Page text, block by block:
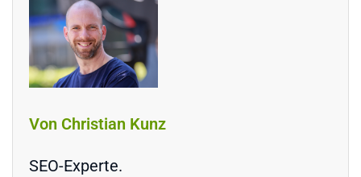
Von Christian Kunz
SEO-Experte.